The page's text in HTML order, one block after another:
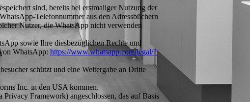
sind, bereits bei erstmaliger Nutzung der
Telefonnummer aus den Adressbüchern
Nutzer, die WhatsApp nicht verwenden
sowie Ihre diesbezüglichen Rechte und
WhatsApp: https://www.whatsapp.com/legal/?
schützt und eine Weitergabe an Dritte
Inc. in den USA kommen.
Framework) angeschlossen, das auf Basis